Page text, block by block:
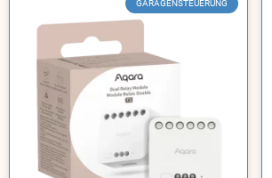
GARAGENSTEUERUNG